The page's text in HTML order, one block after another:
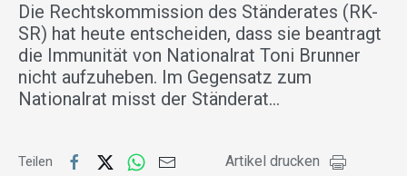
Die Rechtskommission des Ständerates (RK-
SR) hat heute entscheiden, dass sie beantragt
die Immunität von Nationalrat Toni Brunner
nicht aufzuheben. Im Gegensatz zum
Nationalrat misst der Ständerat…
Teilen Artikel drucken